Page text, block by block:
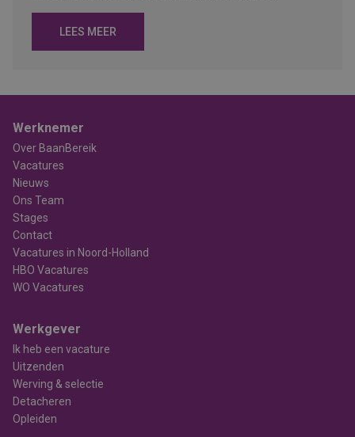
LEES MEER
Werknemer
Over BaanBereik
Vacatures
Nieuws
Ons Team
Stages
Contact
Vacatures in Noord-Holland
HBO Vacatures
WO Vacatures
Werkgever
Ik heb een vacature
Uitzenden
Werving & selectie
Detacheren
Opleiden